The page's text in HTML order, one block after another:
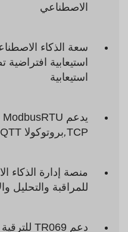
الاصطناعي
استيعابية
TCP
,بروتوكولا MQTT و HTTPS
منصة إدارة الذكاء
للمراقبة والتحليل
دعم TR069 للترقية والإدارة عن بُعد.